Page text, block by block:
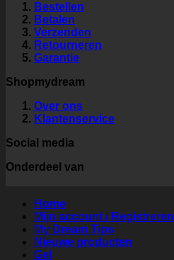
Bestellen
Betalen
Verzenden
Retourneren
Garantie
Shopmydream
Over ons
Klantenservice
Social media
Onderdeel van
Home
Mijn account / Registreren
My Dream Tips
Nieuwe producten
Gel